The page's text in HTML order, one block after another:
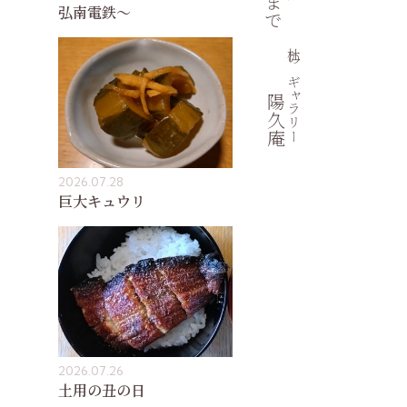
杜のギャラリー
陽久庵
弘南電鉄〜
2026.07.28
巨大キュウリ
2026.07.26
土用の丑の日